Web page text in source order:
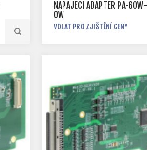
NAPÁJECÍ ADAPTÉR PA-60W-
OW
VOLAT PRO ZJIŠTĚNÍ CENY